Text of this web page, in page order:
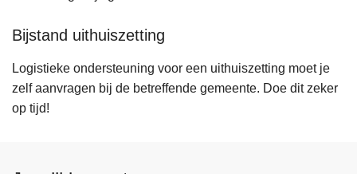
Bijstand uithuiszetting
Logistieke ondersteuning voor een uithuiszetting moet je
zelf aanvragen bij de betreffende gemeente. Doe dit zeker
op tijd!